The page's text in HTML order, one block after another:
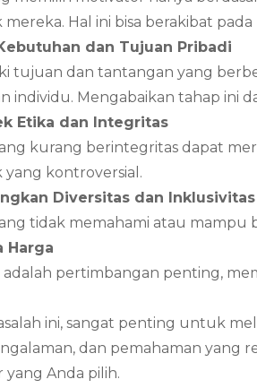
Hal ini bisa berakibat
dan Tujuan Pribadi
tujuan dan tantangan yang
Mengabaikan tahap ini
Etika dan Integritas
kurang berintegritas dapat
yang kontroversial.
Diversitas dan Inklusivitas
tidak memahami atau
Harga
adalah pertimbangan penting,
ini, sangat penting untuk
dan pemahaman yang
Anda pilih.